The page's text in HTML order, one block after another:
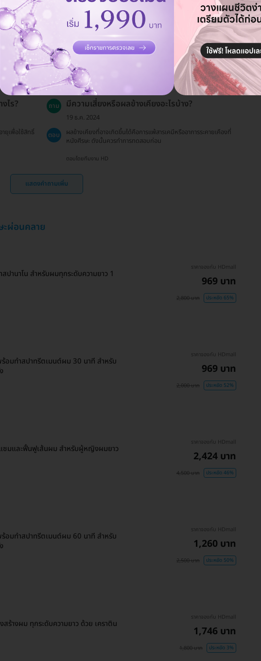
กซ์อยู่ได้
แลหลังทำ
ถ้าต้องการให้แอดมินทำการนัดให้ได้ไหม?
19 ธ.ค. 2024
ได้ค่ะ กรุณาแจ้งแอดมินล่วงหน้าอย่างน้อย 24 ชั่วโมง
ตอบโดยทีมงาน HD
ไร?
ยุเพื่อใช้สิทธิ์
ถาม มีความเสี่ยงหรือผลข้างเคียงอะไรบ้าง?
19 ธ.ค. 2024
ตอบ
ผลข้างเคียงที่อาจเกิดขึ้นได้คือการแพ้สารเคมีหรืออาการระคายเคืองที่
หนังศีรษะ ดังนั้นควรทำการทดสอบก่อน
ตอบโดยทีมงาน HD
แสดงคำถามเพิ่ม
ผ่อนคลาย
านาโน สำหรับผมทุกระดับความยาว 1
ราคาจองกับ HDmall
969 บาท
2,800 บาท ประหยัด 65%
อมทำสปาทรีตเมนต์ผม 30 นาที สำหรับ
ราคาจองกับ HDmall
969 บาท
2,000 บาท ประหยัด 52%
ซมและฟื้นฟูเส้นผม สำหรับผู้หญิงผมยาว
ราคาจองกับ HDmall
2,424 บาท
4,500 บาท ประหยัด 46%
อมทำสปาทรีตเมนต์ผม 60 นาที สำหรับ
ราคาจองกับ HDmall
1,260 บาท
2,500 บาท ประหยัด 50%
ร้างผม ทุกระดับความยาว ด้วย เคราติน
ราคาจองกับ HDmall
1,746 บาท
1,800 บาท ประหยัด 3%